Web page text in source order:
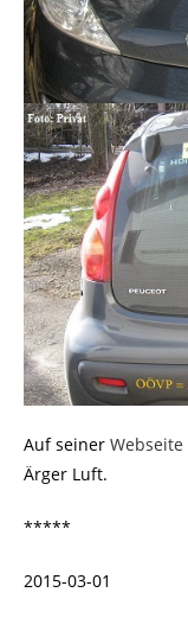
Auf seiner Webseite
Ärger Luft.
*****
2015-03-01